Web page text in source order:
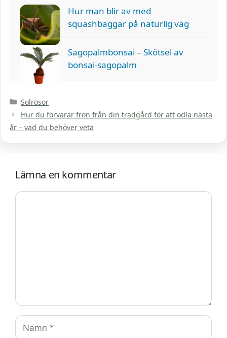
Hur man blir av med
squashbaggar på naturlig väg
Sagopalmbonsai – Skötsel av
bonsai-sagopalm
Kategorier
Solrosor
Hur du förvarar frön från din trädgård för att odla nästa
år – vad du behöver veta
Lämna en kommentar
Kommentar
Namn